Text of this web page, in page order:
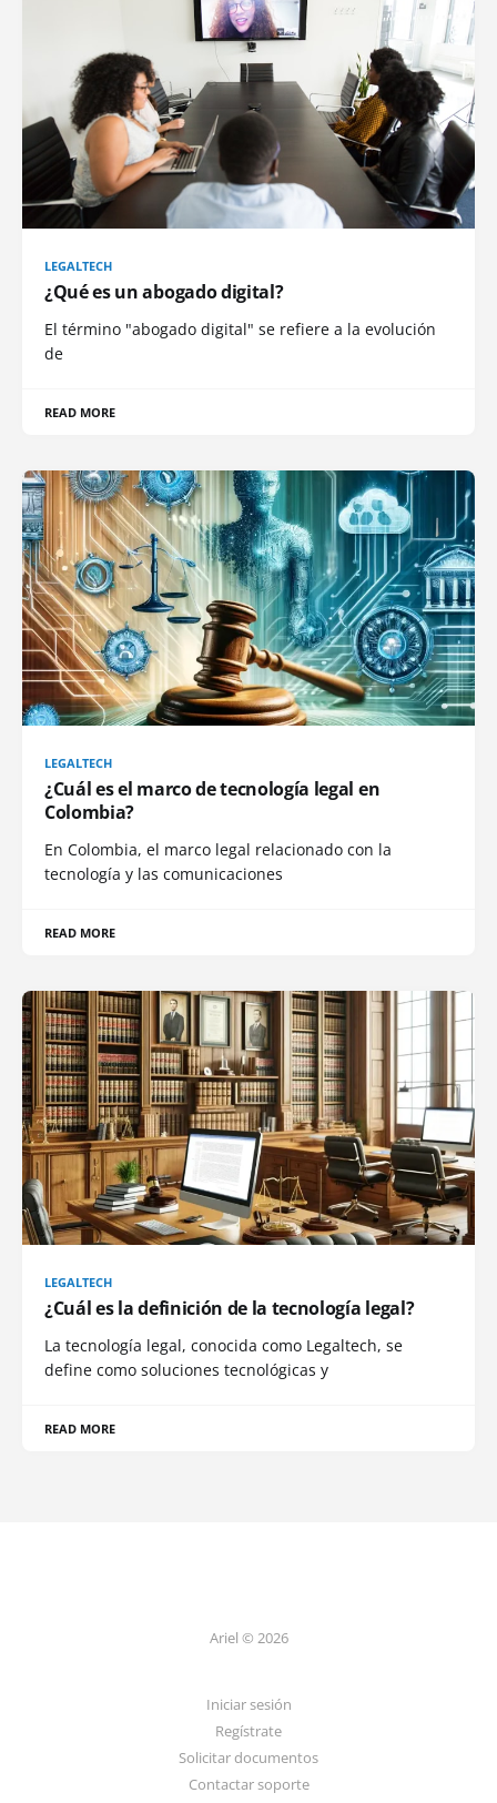
LEGALTECH
¿Qué es un abogado digital?
El término "abogado digital" se refiere a la evolución
de
READ MORE
LEGALTECH
¿Cuál es el marco de tecnología legal en
Colombia?
En Colombia, el marco legal relacionado con la
tecnología y las comunicaciones
READ MORE
LEGALTECH
¿Cuál es la definición de la tecnología legal?
La tecnología legal, conocida como Legaltech, se
define como soluciones tecnológicas y
READ MORE
Ariel © 2026
Iniciar sesión
Regístrate
Solicitar documentos
Contactar soporte